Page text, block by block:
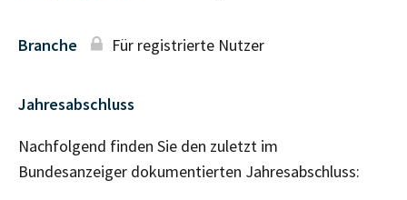
Branche Für registrierte Nutzer
Jahresabschluss
Nachfolgend finden Sie den zuletzt im
Bundesanzeiger dokumentierten Jahresabschluss: